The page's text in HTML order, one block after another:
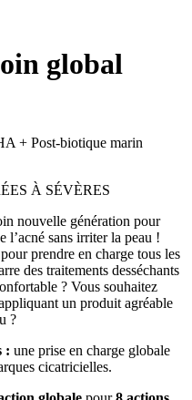
global
+ Post-biotique marin
À SÉVÈRES
nouvelle génération pour
l’acné sans irriter la peau !
pour prendre en charge tous les
des traitements desséchants
? Vous souhaitez
un produit agréable
?
: une prise en charge globale
cicatricielles.